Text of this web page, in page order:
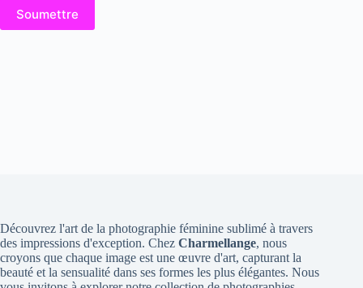
Soumettre
Découvrez l'art de la photographie féminine sublimé à travers
des impressions d'exception. Chez Charmellange, nous
croyons que chaque image est une œuvre d'art, capturant la
beauté et la sensualité dans ses formes les plus élégantes. Nous